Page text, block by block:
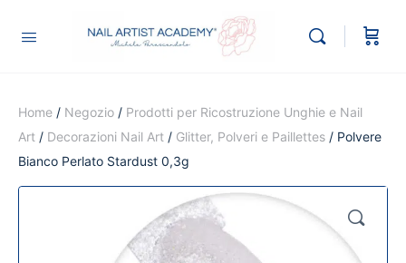
Home / Negozio / Prodotti per Ricostruzione Unghie e Nail
Art / Decorazioni Nail Art / Glitter, Polveri e Paillettes / Polvere
Bianco Perlato Stardust 0,3g
🔍